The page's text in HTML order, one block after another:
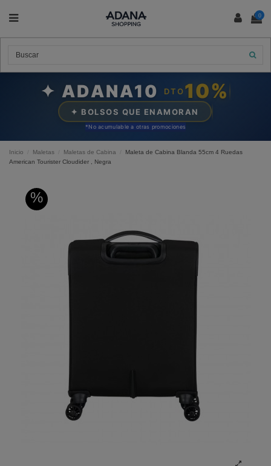
0
✦ ADANA10 DTO10%
✦ BOLSOS QUE ENAMORAN
*No acumulable a otras promociones
Inicio Maletas Maletas de Cabina
Maleta de Cabina Blanda 55cm 4 Ruedas
American Tourister Cloudider , Negra
%